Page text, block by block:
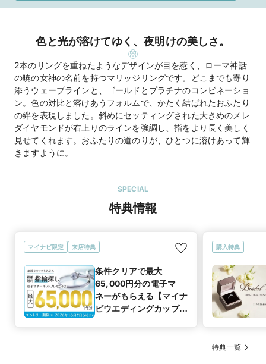
色と光が溶けてゆく、夜明けの美しさ。
2本のリングを重ねたようなデザインが目を惹く、ローマ神話
の暁の女神の名前を持つマリッジリングです。どこまでも寄り
添うウェーブラインと、ゴールドとプラチナのコンビネーショ
ン。色の対比と溶けあうフォルムで、かたく結ばれたおふたり
の絆を表現しました。斜めにセッティングされた大きめのメレ
ダイヤモンドが右上りのラインを強調し、指をより長く美しく
見せてくれます。おふたりの道のりが、ひとつに溶けあって輝
きますように。
SPECIAL
特典情報
マイナビ限定 来店特典
条件クリアで最大
65,000円分の電子マ
ネーがもらえる【マイナ
ビウエディングカップル
購入特典
特典一覧